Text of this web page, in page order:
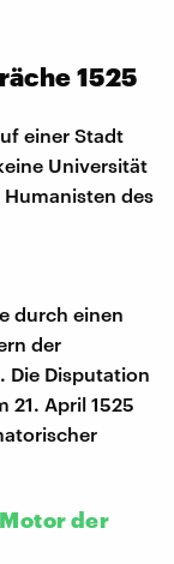
1525
einer Stadt
Universität
des
durch einen
der
Die Disputation
21. April 1525
der